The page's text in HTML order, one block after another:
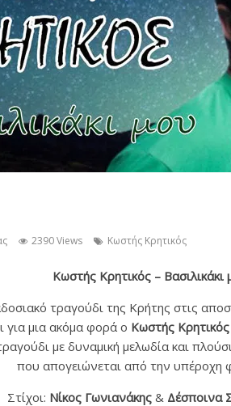
2390 Views Κωστής Κρητικός
Κωστής Κρητικός – Βασιλικάκι
τραγούδι της Κρήτης στις
για μια ακόμα φορά ο Κωστής Κρητικός
με δυναμική μελωδία και
που απογειώνεται από την υπέροχη
Στίχοι: Νίκος Γωνιανάκης & Δέσποινα